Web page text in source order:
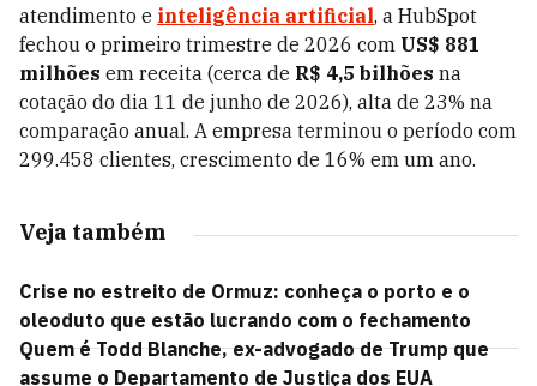
atendimento e inteligência artificial, a HubSpot
fechou o primeiro trimestre de 2026 com US$ 881
milhões em receita (cerca de R$ 4,5 bilhões na
cotação do dia 11 de junho de 2026), alta de 23% na
comparação anual. A empresa terminou o período com
299.458 clientes, crescimento de 16% em um ano.
Veja também
Crise no estreito de Ormuz: conheça o porto e o
oleoduto que estão lucrando com o fechamento
Quem é Todd Blanche, ex-advogado de Trump que
assume o Departamento de Justiça dos EUA